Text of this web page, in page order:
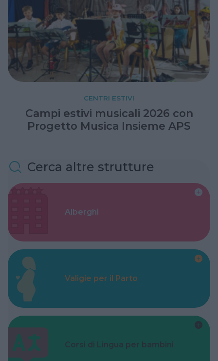
CENTRI ESTIVI
Campi estivi musicali 2026 con
Progetto Musica Insieme APS
Cerca altre strutture
Alberghi
Valigie per il Parto
Corsi di Lingua per bambini